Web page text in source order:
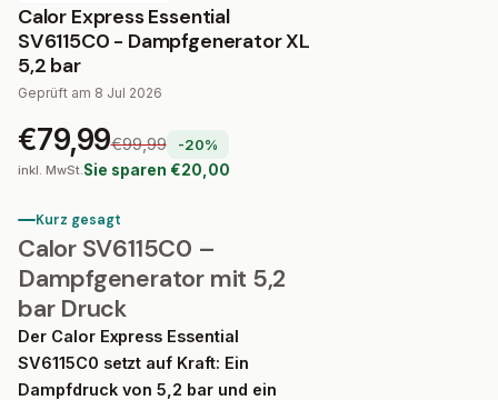
Calor Express Essential
SV6115C0 - Dampfgenerator XL
5,2 bar
Geprüft am 8 Jul 2026
€79,99€99,99 -20%
inkl. MwSt.Sie sparen €20,00
Kurz gesagt
Calor SV6115C0 –
Dampfgenerator mit 5,2
bar Druck
Der Calor Express Essential
SV6115C0 setzt auf Kraft: Ein
Dampfdruck von5,2 bar und ein